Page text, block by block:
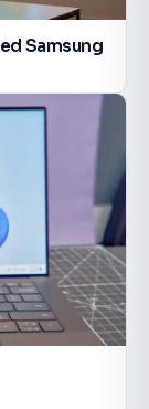
Samsung